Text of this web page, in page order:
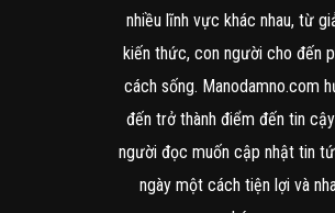
nhiều lĩnh vực khác nhau, từ
kiến thức, con người cho đến
cách sống. Manodamno.com
đến trở thành điểm đến tin
người đọc muốn cập nhật tin
ngày một cách tiện lợi và